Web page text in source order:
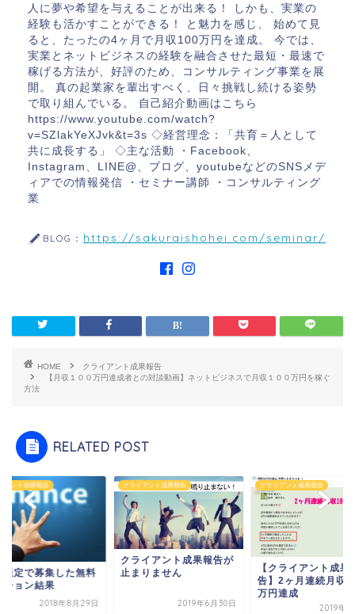
人に夢や希望を与えることが出来る！ しかも、実業の
経験も活かすことができる！ と魅力を感じ、 始めて見
ると、たったの4ヶ月で月収100万円を達成。 今では、
実業とネットビジネスの経験を融合させた最短・最速で
稼げる方法が、好評のため、コンサルティング事業を展
開。 真の起業家を輩出すべく、日々挑戦し続ける姿勢
で取り組んでいる。 自己紹介動画はこちら
https://www.youtube.com/watch?
v=SZlakYeXJvk&t=3s ◇経営理念：「共育＝人として
共に成長する」 ◇主な活動 ・Facebook、
Instagram、LINE@、ブログ、youtubeなどのSNSメデ
ィアでの情報発信 ・セミナー講師 ・コンサルティング
業
BLOG： https://sakuraishohei.com/seminar/
HOME
クライアント成果報告
【月収１００万円達成者との対談動画】ネットビジネスで月収１００万円を稼ぐ
方法
RELATED POST
アント成果報告
限定で募集した無料
ション結果
2018年8月29日
クライアント成果報告
クライアント成果報告が
止まりません
2019年6月30日
クライアント成果報告
【クライアント成果
告】2ヶ月連続月収
万円達成
2019年6